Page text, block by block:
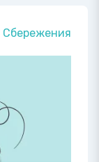
Сбережения